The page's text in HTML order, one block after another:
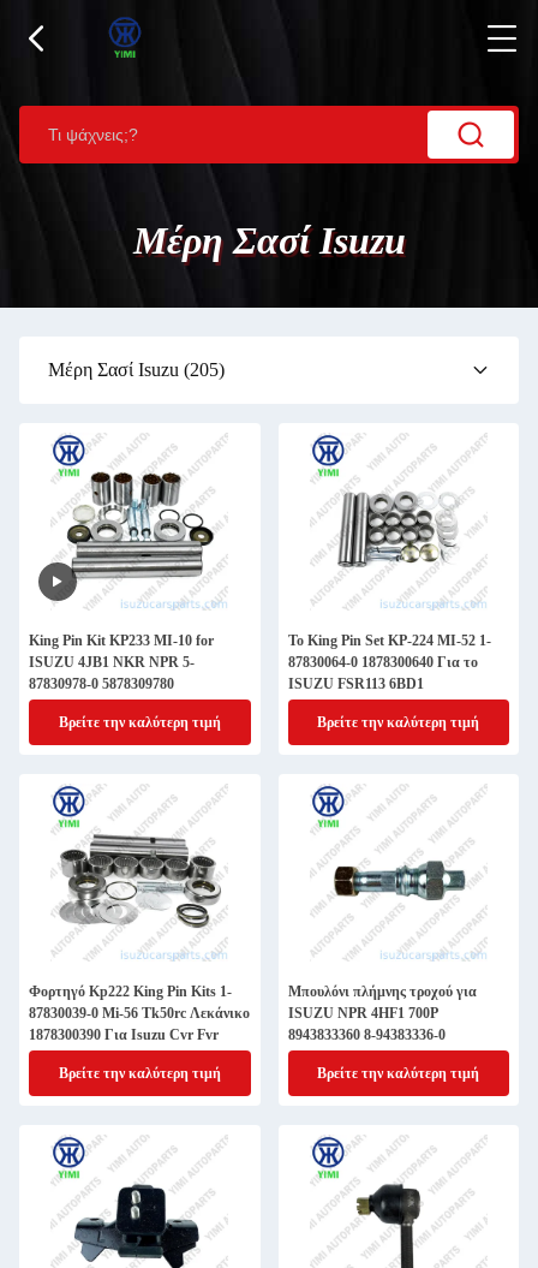
Μέρη Σασί Isuzu
Μέρη Σασί Isuzu (205)
King Pin Kit KP233 MI-10 for
ISUZU 4JB1 NKR NPR 5-
87830978-0 5878309780
Βρείτε την καλύτερη τιμή
Το King Pin Set KP-224 MI-52 1-
87830064-0 1878300640 Για το
ISUZU FSR113 6BD1
Βρείτε την καλύτερη τιμή
Φορτηγό Kp222 King Pin Kits 1-
87830039-0 Mi-56 Tk50rc Λεκάνικο
1878300390 Για Isuzu Cvr Fvr
Βρείτε την καλύτερη τιμή
Μπουλόνι πλήμνης τροχού για
ISUZU NPR 4HF1 700P
8943833360 8-94383336-0
Βρείτε την καλύτερη τιμή